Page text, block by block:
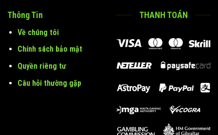
Thông Tin
Về chúng tôi
Chính sách bảo mật
Quyền riêng tư
Câu hỏi thường gặp
THANH TOÁN